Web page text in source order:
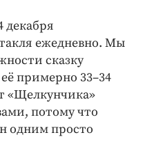
декабря
ежедневно. Мы
сказку
примерно 33–34
«Щелкунчика»
потому что
одним просто